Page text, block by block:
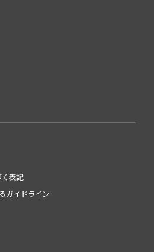
く表記
ガイドライン